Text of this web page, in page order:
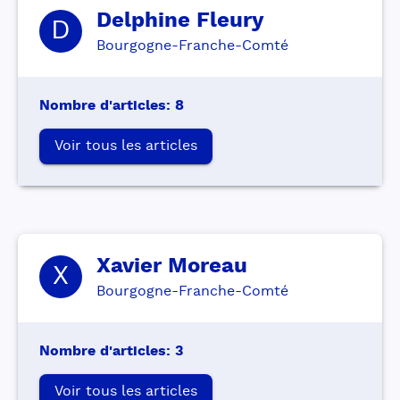
D Delphine Fleury
Bourgogne-Franche-Comté
Nombre d'articles: 8
Voir tous les articles
X Xavier Moreau
Bourgogne-Franche-Comté
Nombre d'articles: 3
Voir tous les articles